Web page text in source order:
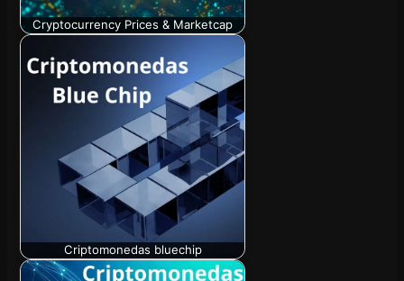
Cryptocurrency Prices & Marketcap
Criptomonedas bluechip